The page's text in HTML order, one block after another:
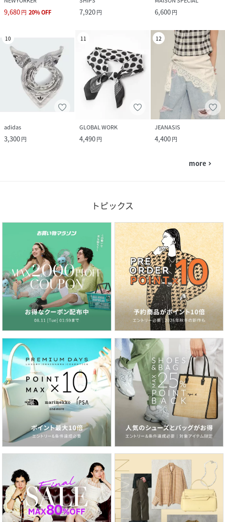
9,680円 20%OFF 7,920円 6,600円
10
adidas
3,300円
11
GLOBAL WORK
4,490円
12
JEANASIS
4,400円
more navigate_next
トピックス